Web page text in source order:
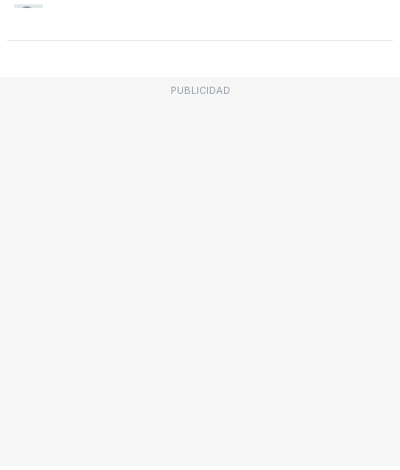
PUBLICIDAD